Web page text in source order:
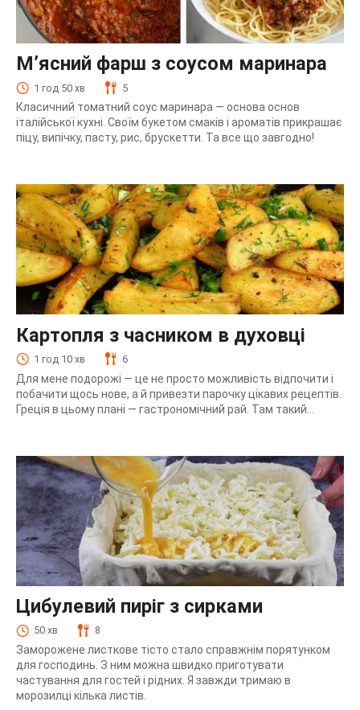
М’ясний фарш з соусом маринара
1 год 50 хв 5
Класичний томатний соус маринара — основа основ
італійської кухні. Своїм букетом смаків і ароматів прикрашає
піцу, випічку, пасту, рис, брускетти. Та все що завгодно!
Картопля з часником в духовці
1 год 10 хв 6
Для мене подорожі — це не просто можливість відпочити і
побачити щось нове, а й привезти парочку цікавих рецептів.
Греція в цьому плані — гастрономічний рай. Там такий...
Цибулевий пиріг з сирками
50 хв 8
Заморожене листкове тісто стало справжнім порятунком
для господинь. З ним можна швидко приготувати
частування для гостей і рідних. Я завжди тримаю в
морозилці кілька листів.